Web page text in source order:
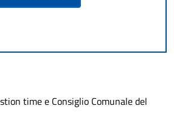
time e Consiglio Comunale del